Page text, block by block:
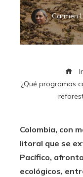
Carmen
¿Qué programas
Colombia, con
litoral que se
Pacífico,
ecológicos,